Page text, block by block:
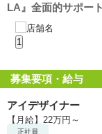
LA』全面的サポー
1
募集要項・給与
アイデザイナー
【月給】22万円～
正社員